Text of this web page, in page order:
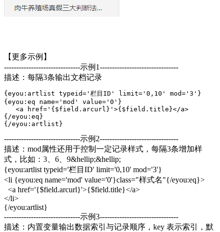
【更多示例】
-------------------------------示例1--------------------------------
描述：每隔3条输出文档记录
{eyou:artlist typeid='栏目ID' limit='0,10' mod='3'}
{eyou:eq name='mod' value='0'}
<a href='{$field.arcurl}'>{$field.title}</a>
{/eyou:eq}
{/eyou:artlist}
-------------------------------示例2--------------------------------
描述：mod属性还用于控制一定记录样式，每隔3条增加样
式，比如：3、6、9&hellip;&hellip;
{eyou:artlist typeid='栏目ID' limit='0,10' mod='3'}
<li {eyou:eq name='mod' value='0'}class="样式名"{/eyou:eq}>
<a href='{$field.arcurl}'>{$field.title}</a>
</li>
{/eyou:artlist}
-------------------------------示例3--------------------------------
描述：内置变量输出数据索引与记录顺序，key 表示索引，默